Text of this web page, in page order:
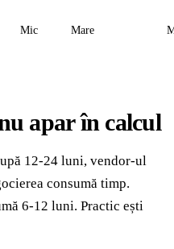
Mic Mare
apar în calcul
12-24 luni, vendor-ul
consumă timp.
6-12 luni. Practic ești